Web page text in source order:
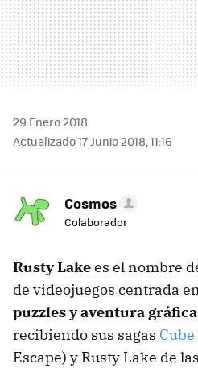
29 Enero 2018
Actualizado 17 Junio 2018, 11:16
Cosmos
Colaborador
Rusty Lakees el nombre
de videojuegos centrada
puzzles y aventura
recibiendo sus sagas
Escape) y Rusty Lake de